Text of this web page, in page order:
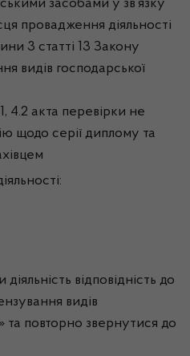
засобами у зв’язку
провадження діяльності
3 статті 13 Закону
видів господарської
4.2 акта перевірки не
щодо серії диплому та
відповідність до
видів
та повторно звернутися до